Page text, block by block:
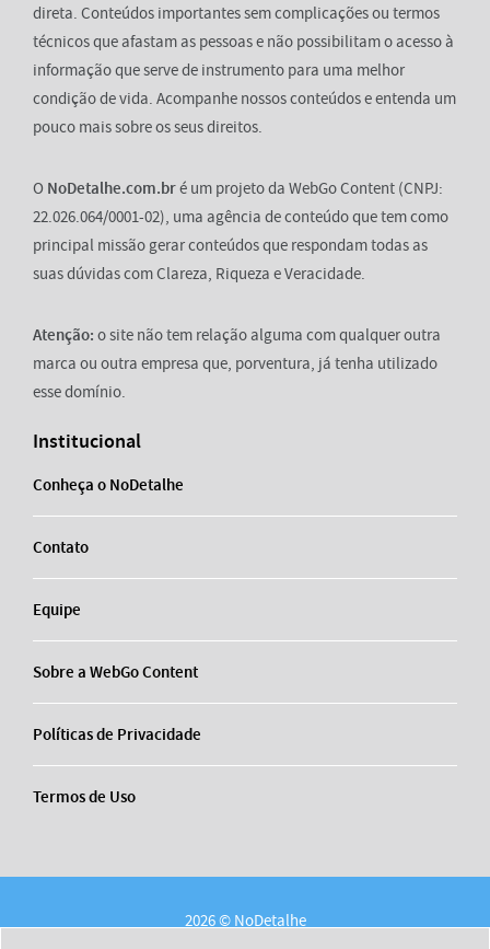
direta. Conteúdos importantes sem complicações ou termos
técnicos que afastam as pessoas e não possibilitam o acesso à
informação que serve de instrumento para uma melhor
condição de vida. Acompanhe nossos conteúdos e entenda um
pouco mais sobre os seus direitos.
O NoDetalhe.com.bré um projeto da WebGo Content (CNPJ:
22.026.064/0001-02), uma agência de conteúdo que tem como
principal missão gerar conteúdos que respondam todas as
suas dúvidas com Clareza, Riqueza e Veracidade.
Atenção: o site não tem relação alguma com qualquer outra
marca ou outra empresa que, porventura, já tenha utilizado
esse domínio.
Institucional
Conheça o NoDetalhe
Contato
Equipe
Sobre a WebGo Content
Políticas de Privacidade
Termos de Uso
2026 © NoDetalhe